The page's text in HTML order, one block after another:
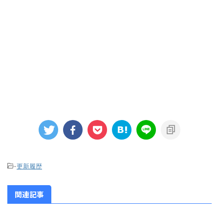
-更新履歴
関連記事